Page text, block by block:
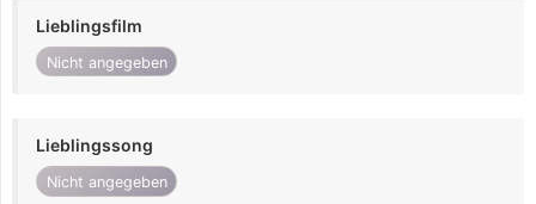
Lieblingsfilm
Nicht angegeben
Lieblingssong
Nicht angegeben